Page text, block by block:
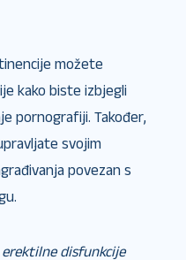
možete
kako biste izbjegli
pornografiji. Također,
svojim
povezan s
disfunkcije